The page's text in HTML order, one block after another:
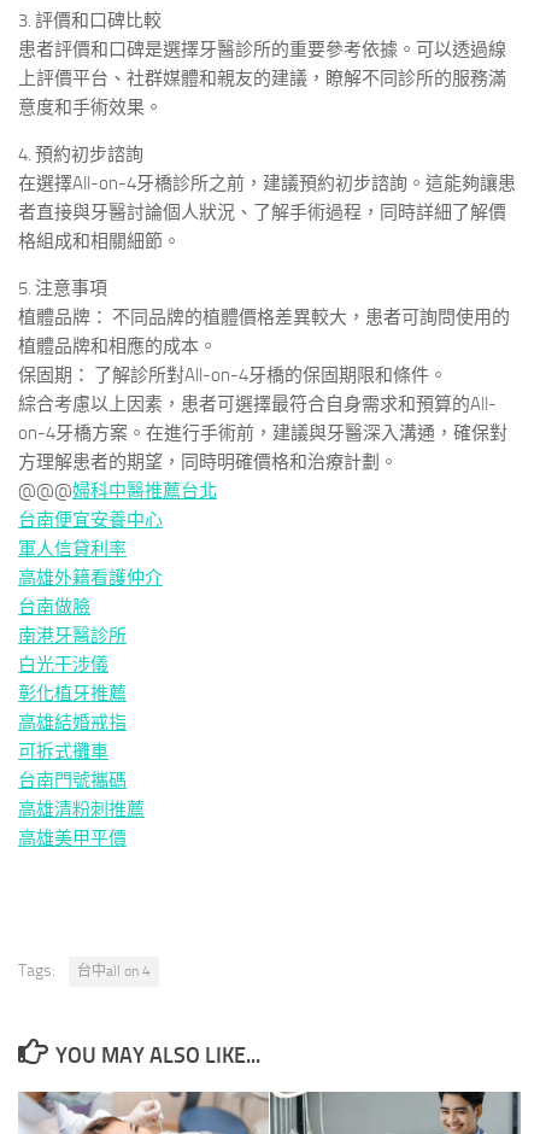
3. 評價和口碑比較
患者評價和口碑是選擇牙醫診所的重要參考依據。可以透過線
上評價平台、社群媒體和親友的建議，瞭解不同診所的服務滿
意度和手術效果。
4. 預約初步諮詢
在選擇All-on-4牙橋診所之前，建議預約初步諮詢。這能夠讓患
者直接與牙醫討論個人狀況、了解手術過程，同時詳細了解價
格組成和相關細節。
5. 注意事項
植體品牌： 不同品牌的植體價格差異較大，患者可詢問使用的
植體品牌和相應的成本。
保固期： 了解診所對All-on-4牙橋的保固期限和條件。
綜合考慮以上因素，患者可選擇最符合自身需求和預算的All-
on-4牙橋方案。在進行手術前，建議與牙醫深入溝通，確保對
方理解患者的期望，同時明確價格和治療計劃。
@@@婦科中醫推薦台北
台南便宜安養中心
軍人信貸利率
高雄外籍看護仲介
台南做臉
南港牙醫診所
白光干涉儀
彰化植牙推薦
高雄結婚戒指
可拆式攤車
台南門號攜碼
高雄清粉刺推薦
高雄美甲平價
Tags: 台中all on 4
YOU MAY ALSO LIKE...